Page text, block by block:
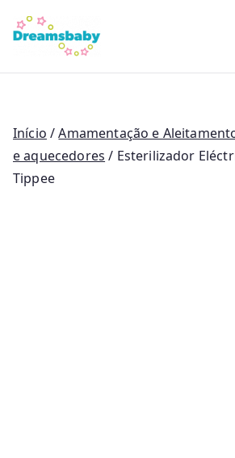
para
conteúdo
Início /Amamentação e
e aquecedores / Esterilizador
Tippee